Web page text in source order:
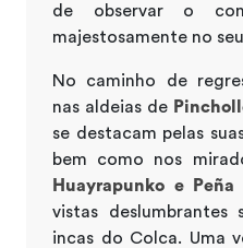
de observar o
majestosamente no
No caminho de
nas aldeias de
se destacam pelas
bem como nos
Huayrapunko e Peña
vistas deslumbrantes
incas do Colca. Uma